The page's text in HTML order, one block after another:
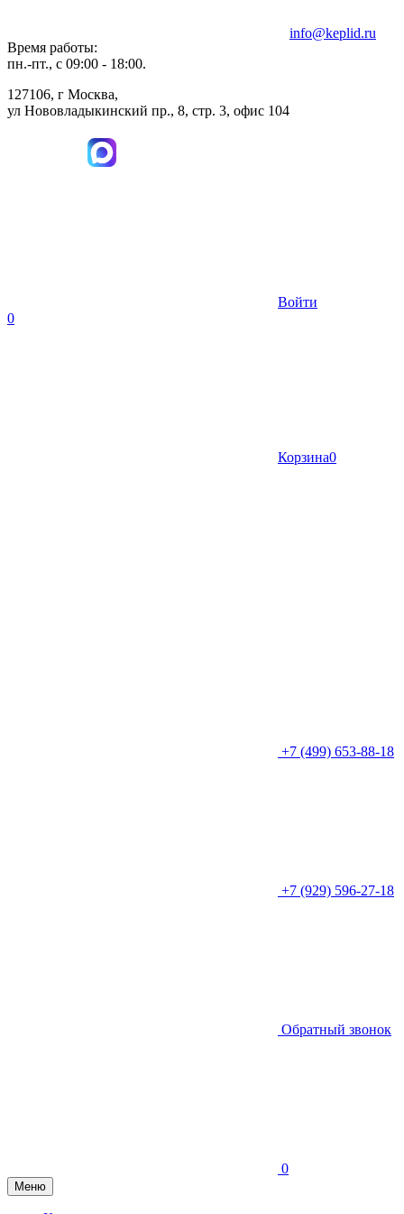
Время работы:
пн.-пт., с 09:00 - 18:00.
127106, г Москва,
ул Нововладыкинский пр., 8, стр. 3, офис 104
info@keplid.ru
Войти
0
Корзина0
+7 (499) 653-88-18
+7 (929) 596-27-18
Обратный звонок
0
Меню